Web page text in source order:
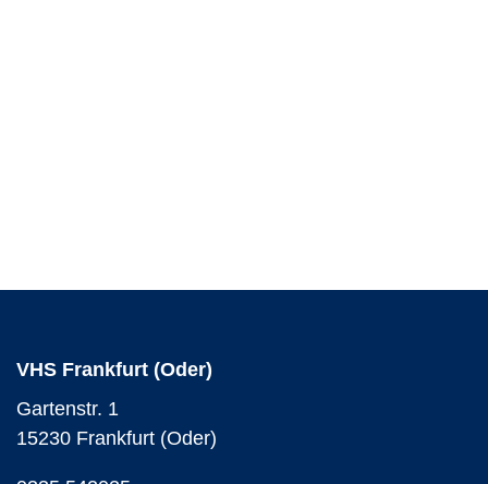
VHS Frankfurt (Oder)
Gartenstr. 1
15230 Frankfurt (Oder)